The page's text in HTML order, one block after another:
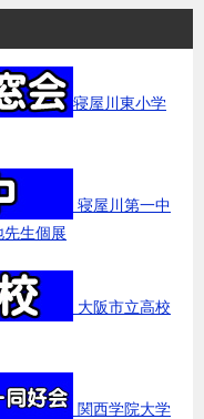
寝屋川東小学
寝屋川第一中
生個展
大阪市立高校
関西学院大学